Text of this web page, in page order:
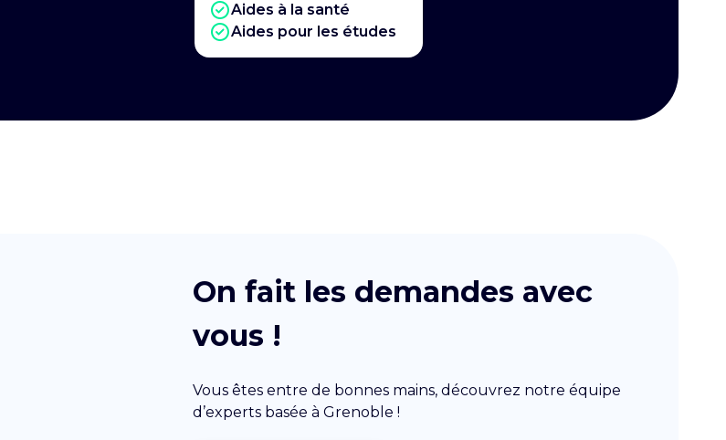
Aides à la santé
Aides pour les études
On fait les demandes avec
vous !
Vous êtes entre de bonnes mains, découvrez notre équipe
d’experts basée à Grenoble !